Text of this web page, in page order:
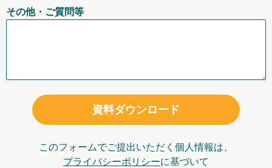
その他・ご質問等
資料ダウンロード
このフォームでご提出いただく個人情報は、
プライバシーポリシーに基づいて